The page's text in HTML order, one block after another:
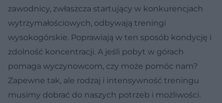
zawodnicy, zwłaszcza startujący w konkurencjach
wytrzymałościowych, odbywają treningi
wysokogórskie. Poprawiają w ten sposób kondycję i
zdolność koncentracji. A jeśli pobyt w górach
pomaga wyczynowcom, czy może pomóc nam?
Zapewne tak, ale rodzaj i intensywność treningu
musimy dobrać do naszych potrzeb i możliwości.